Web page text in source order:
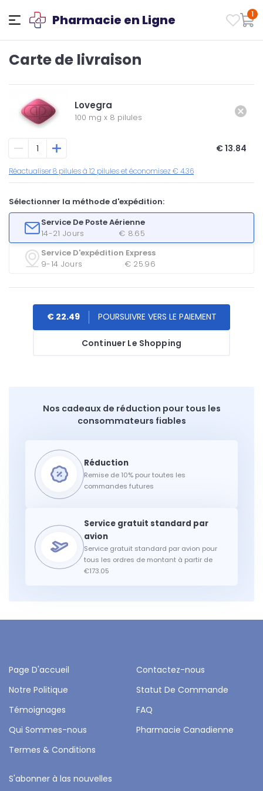
Pharmacie en Ligne 1
Carte de livraison
Lovegra
100 mg x 8 pilules
€ 13.84
Réactualiser 8 pilules à 12 pilules et économisez € 4.36
Sélectionner la méthode d'expédition:
Service De Poste Aérienne
14-21 Jours
€ 8.65
Service D'expédition Express
9-14 Jours
€ 25.96
Continuer Le Shopping
€ 22.49
Nos cadeaux de réduction pour tous les
consommateurs fiables
Remise de 10% pour toutes les
commandes futures
Service gratuit standard par avion pour
tous les ordres de montant à partir de
€173.05
Page D'accueil
Contactez-nous
Notre Politique
Statut De Commande
Témoignages
FAQ
Qui Sommes-nous
Pharmacie Canadienne
Termes & Conditions
S'abonner à las nouvelles